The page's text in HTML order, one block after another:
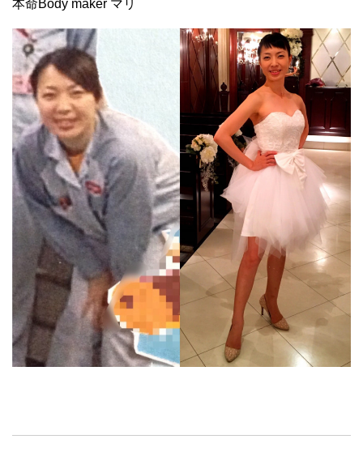
本命Body maker マリ